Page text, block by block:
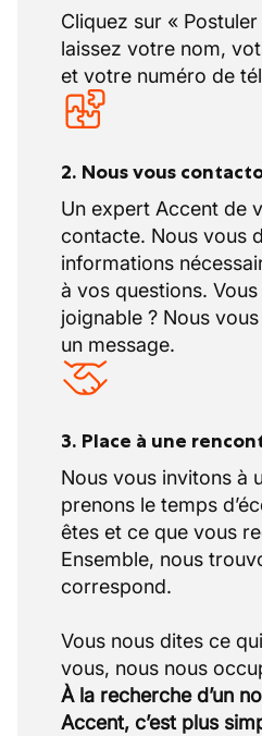
Cliquez sur «
laissez votre nom,
et votre numéro de
2. Nous vous
Un expert Accent de
contacte. Nous vous
informations
à vos questions. Vous
joignable ? Nous
un message.
3. Place à une
Nous vous invitons à
prenons le temps
êtes et ce que vous
Ensemble, nous
correspond.
Vous nous dites ce
À la recherche d’un
Accent, c’est plus